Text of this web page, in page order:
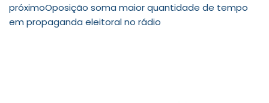
próximoOposição soma maior quantidade de tempo
em propaganda eleitoral no rádio